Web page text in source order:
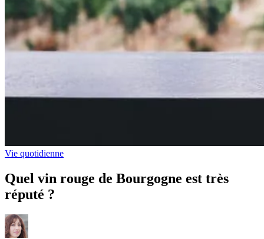
Vie quotidienne
Quel vin rouge de Bourgogne est très
réputé ?